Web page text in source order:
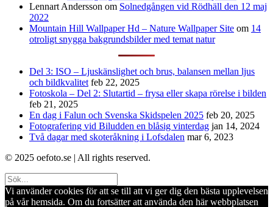
Lennart Andersson om Solnedgången vid Rödhäll den 12 maj
2022
Mountain Hill Wallpaper Hd – Nature Wallpaper Site om 14
otroligt snygga bakgrundsbilder med temat natur
Del 3: ISO – Ljuskänslighet och brus, balansen mellan ljus
och bildkvalitet feb 22, 2025
Fotoskola – Del 2: Slutartid – frysa eller skapa rörelse i bilden
feb 21, 2025
En dag i Falun och Svenska Skidspelen 2025 feb 20, 2025
Fotografering vid Biludden en blåsig vinterdag jan 14, 2024
Två dagar med skoteråkning i Lofsdalen mar 6, 2023
© 2025 oefoto.se | All rights reserved.
Vi använder cookies för att se till att vi ger dig den bästa upplevelsen
på vår hemsida. Om du fortsätter att använda den här webbplatsen